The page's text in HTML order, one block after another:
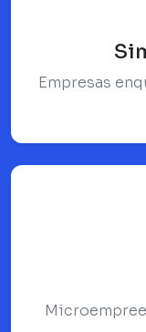
Empresas